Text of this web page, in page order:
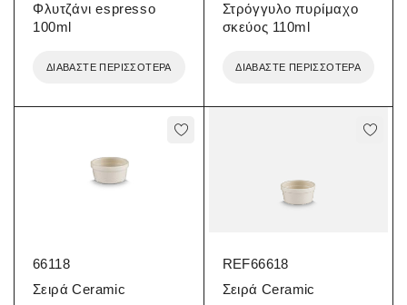
Φλυτζάνι espresso
100ml
ΔΙΑΒΆΣΤΕ ΠΕΡΙΣΣΌΤΕΡΑ
Στρόγγυλο πυρίμαχο
σκεύος 110ml
ΔΙΑΒΆΣΤΕ ΠΕΡΙΣΣΌΤΕΡΑ
66118
Σειρά Ceramic
REF66618
Σειρά Ceramic